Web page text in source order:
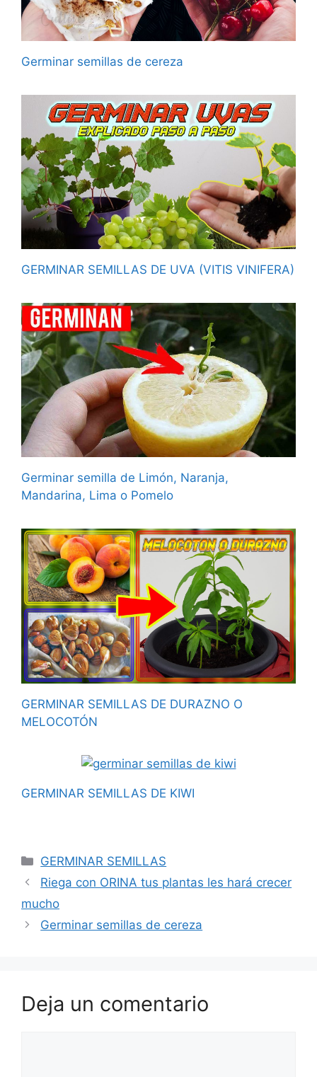
Germinar semillas de cereza
GERMINAR SEMILLAS DE UVA (VITIS VINIFERA)
Germinar semilla de Limón, Naranja,
Mandarina, Lima o Pomelo
GERMINAR SEMILLAS DE DURAZNO O
MELOCOTÓN
GERMINAR SEMILLAS DE KIWI
Categorías
GERMINAR SEMILLAS
Riega con ORINA tus plantas les hará crecer
mucho
Germinar semillas de cereza
Deja un comentario